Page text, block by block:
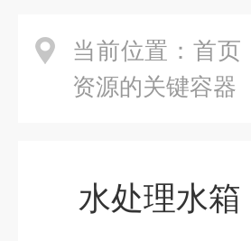
当前位置： 首页
资源的关键容器
水处理水